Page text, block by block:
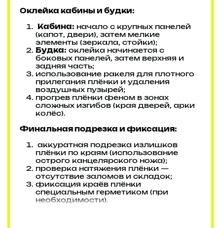
Оклейка кабины и будки:
Кабина: начало с крупных панелей
(капот, двери), затем мелкие
элементы (зеркала, стойки);
Будка: оклейка начинается с
боковых панелей, затем верхняя и
задняя часть;
использование ракеля для плотного
прилегания плёнки и удаления
воздушных пузырей;
прогрев плёнки феном в зонах
сложных изгибов (края дверей, арки
колёс).
Финальная подрезка и фиксация:
аккуратная подрезка излишков
плёнки по краям (использование
острого канцелярского ножа);
проверка натяжения плёнки —
отсутствие заломов и складок;
фиксация краёв плёнки
специальным герметиком (при
необходимости).